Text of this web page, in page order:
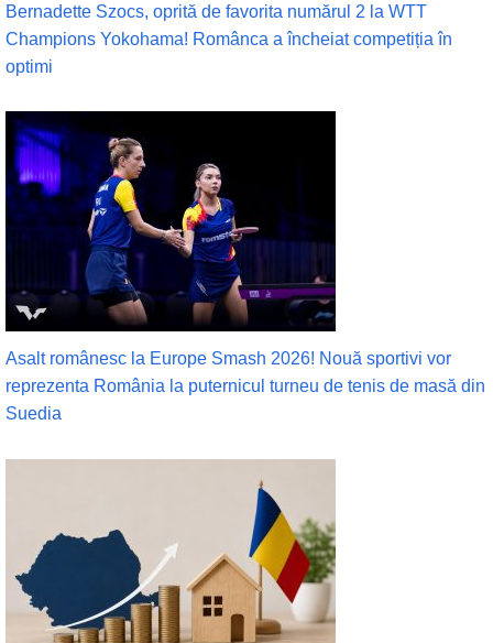
Bernadette Szocs, oprită de favorita numărul 2 la WTT
Champions Yokohama! Românca a încheiat competiția în
optimi
Asalt românesc la Europe Smash 2026! Nouă sportivi vor
reprezenta România la puternicul turneu de tenis de masă din
Suedia